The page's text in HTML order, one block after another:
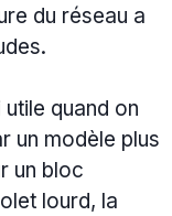
du réseau a
quand on
un modèle plus
un bloc
lourd, la